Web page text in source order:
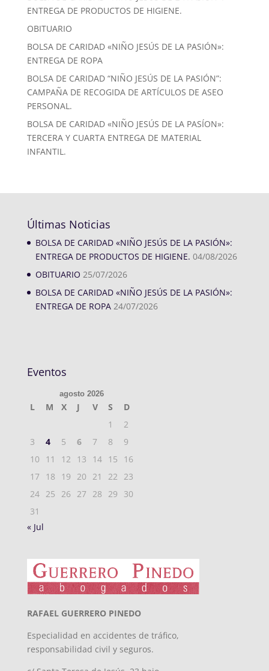
ENTREGA DE PRODUCTOS DE HIGIENE.
OBITUARIO
BOLSA DE CARIDAD «NIÑO JESÚS DE LA PASIÓN»:
ENTREGA DE ROPA
BOLSA DE CARIDAD “NIÑO JESÚS DE LA PASIÓN”:
CAMPAÑA DE RECOGIDA DE ARTÍCULOS DE ASEO
PERSONAL.
BOLSA DE CARIDAD «NIÑO JESÚS DE LA PASÍON»:
TERCERA Y CUARTA ENTREGA DE MATERIAL
INFANTIL.
Últimas Noticias
BOLSA DE CARIDAD «NIÑO JESÚS DE LA PASIÓN»:
ENTREGA DE PRODUCTOS DE HIGIENE. 04/08/2026
OBITUARIO 25/07/2026
BOLSA DE CARIDAD «NIÑO JESÚS DE LA PASIÓN»:
ENTREGA DE ROPA 24/07/2026
Eventos
agosto 2026
L M X J V S
D
1
2
3
4 5 6 7 8
9
10
11 12 13 14 15
16
17
18 19 20 21 22
23
24 25 26 27 28 29
30
31
« Jul
RAFAEL GUERRERO PINEDO
Especialidad en accidentes de tráfico,
responsabilidad civil y seguros.